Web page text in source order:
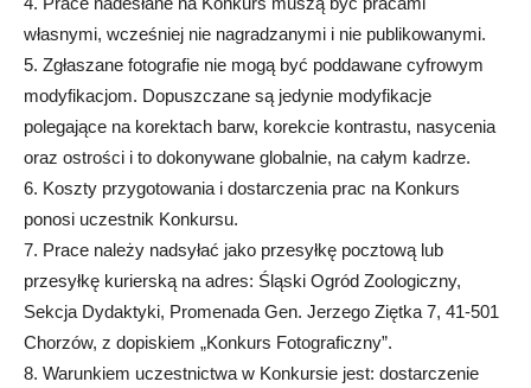
własnymi, wcześniej nie nagradzanymi i nie publikowanymi.
5. Zgłaszane fotografie nie mogą być poddawane cyfrowym
modyfikacjom. Dopuszczane są jedynie modyfikacje
polegające na korektach barw, korekcie kontrastu, nasycenia
oraz ostrości i to dokonywane globalnie, na całym kadrze.
6. Koszty przygotowania i dostarczenia prac na Konkurs
ponosi uczestnik Konkursu.
7. Prace należy nadsyłać jako przesyłkę pocztową lub
przesyłkę kurierską na adres: Śląski Ogród Zoologiczny,
Sekcja Dydaktyki, Promenada Gen. Jerzego Ziętka 7, 41-501
Chorzów, z dopiskiem „Konkurs Fotograficzny”.
8. Warunkiem uczestnictwa w Konkursie jest: dostarczenie